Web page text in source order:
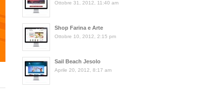
Ottobre 31, 2012, 11:40 am
Shop Farina e Arte
Ottobre 10, 2012, 2:15 pm
Sail Beach Jesolo
Aprile 20, 2012, 8:17 am